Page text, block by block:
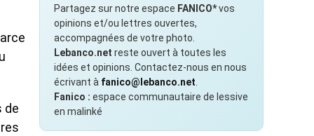
de
Partagez sur notre espace FANICO*vos
opinions et/ou lettres ouvertes,
accompagnées de votre photo.
Lebanco.net reste ouvert à toutes les
idées et opinions. Contactez-nous en nous
écrivant à fanico@lebanco.net
Fanico : espace communautaire de lessive
en malinké